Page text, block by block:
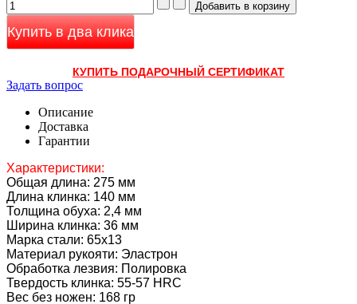
Купить в два клика
КУПИТЬ ПОДАРОЧНЫЙ СЕРТИФИКАТ
Задать вопрос
Описание
Доставка
Гарантии
Характеристики:
Общая длина: 275 мм
Длина клинка: 140 мм
Толщина обуха: 2,4 мм
Ширина клинка: 36 мм
Марка стали: 65х13
Материал рукояти: Эластрон
Обработка лезвия: Полировка
Твердость клинка: 55-57 HRC
Вес без ножен: 168 гр